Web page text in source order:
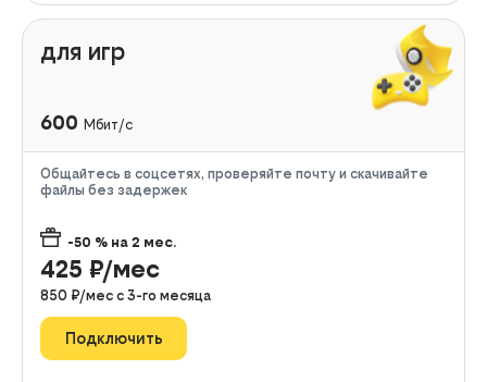
для игр
600 Мбит/с
Общайтесь в соцсетях, проверяйте почту и скачивайте
файлы без задержек
-50 % на 2 мес.
425 ₽/мес
850 ₽/мес с 3-го месяца
Подключить